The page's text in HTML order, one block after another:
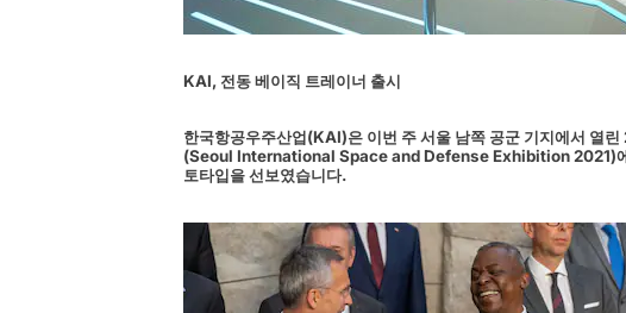
KAI, 전동 베이직 트레이너 출시
한국항공우주산업(KAI)은 이번 주 서울 남쪽 공군 기지에서 열
(Seoul International Space and Defense Exhibition 2021)에
토타입을 선보였습니다.